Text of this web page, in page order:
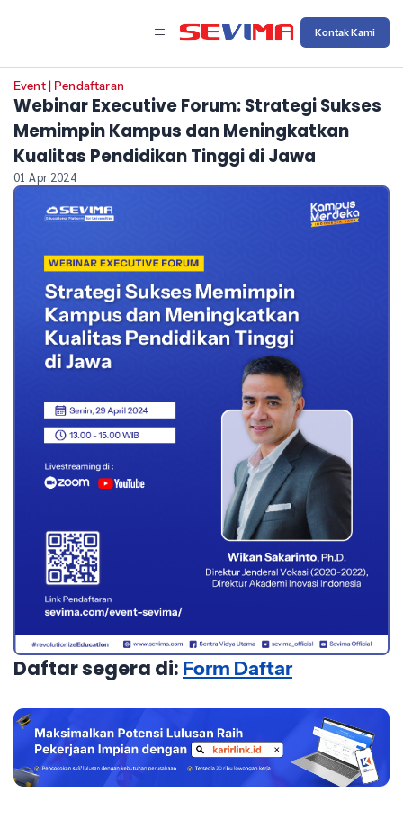
Kontak Kami
Event| Pendaftaran
Webinar Executive Forum: Strategi Sukses
Memimpin Kampus dan Meningkatkan
Kualitas Pendidikan Tinggi di Jawa
01 Apr 2024
Daftar segera di: Form Daftar